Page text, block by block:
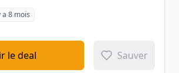
a 8 mois
le deal Sauver